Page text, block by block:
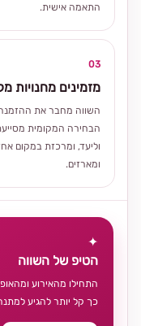
התאמה אישית.
03
מזמינים מחנויות
השווה מחבר את ההזמנה
הבחירה המקומית
וליעד, ומרכזת במקום
ומארזים.
✦
הטיפ של השווה
התחילו מהאירוע
כך קל יותר להגיע